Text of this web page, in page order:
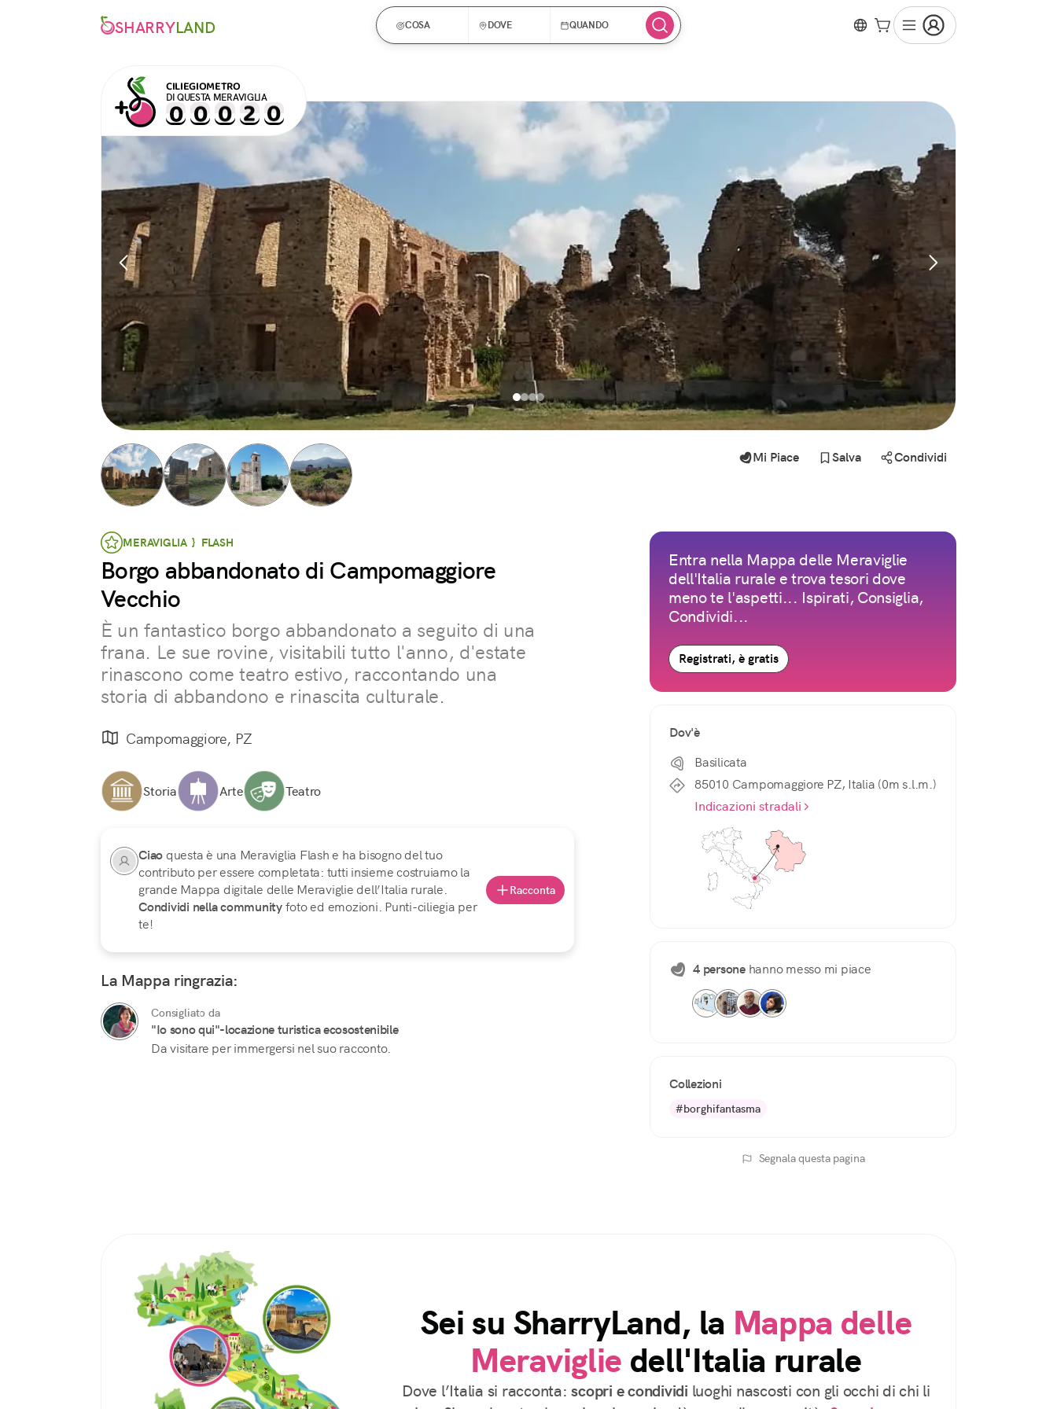
SHARRYLAND COSA DOVE QUANDO
CILIEGIOMETRO
DI QUESTA MERAVIGLIA
MERAVIGLIA } FLASH
Borgo abbandonato di Campomaggiore
Vecchio
È un fantastico borgo abbandonato a seguito di una
frana. Le sue rovine, visitabili tutto l'anno, d'estate
rinascono come teatro estivo, raccontando una
storia di abbandono e rinascita culturale.
Campomaggiore, PZ
Storia Arte Teatro
Ciao questa è una Meraviglia Flash e ha bisogno del tuo
contributo per essere completata: tutti insieme costruiamo la
grande Mappa digitale delle Meraviglie dell’Italia rurale.
Condividi nella communityfoto ed emozioni. Punti-ciliegia per
te!
Racconta
La Mappa ringrazia:
Consigliato da
"Io sono qui"-locazione turistica ecosostenibile
Da visitare per immergersi nel suo racconto.
Mi Piace Salva Condividi
Entra nella Mappa delle Meraviglie
dell'Italia rurale e trova tesori dove
meno te l'aspetti... Ispirati, Consiglia,
Condividi...
Registrati, è gratis
Dov'è
Basilicata
85010 Campomaggiore PZ, Italia (0m s.l.m.)
Indicazioni stradali
4 personehanno messo mi piace
Collezioni
#borghifantasma
Segnala questa pagina
Sei su SharryLand, la Mappa delle
Meraviglie dell'Italia rurale
Dove l’Italia si racconta:scopri e condividi luoghi nascosti con gli occhi di chi li